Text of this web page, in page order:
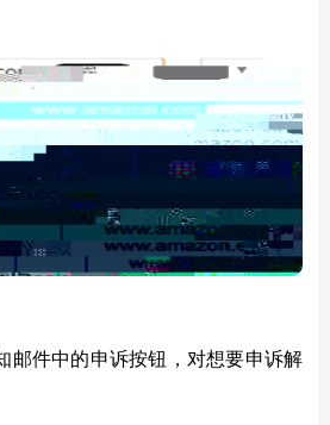
邮件中的申诉按钮，对想要申诉解